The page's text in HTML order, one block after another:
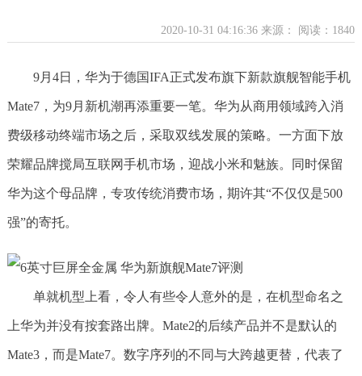
2020-10-31 04:16:36 来源： 阅读：1840
9月4日，华为于德国IFA正式发布旗下新款旗舰智能手机
Mate7，为9月新机潮再添重要一笔。华为从商用领域跨入消
费级移动终端市场之后，采取双线发展的策略。一方面下放
荣耀品牌搅局互联网手机市场，迎战小米和魅族。同时保留
华为这个母品牌，专攻传统消费市场，期许其“不仅仅是500
强”的寄托。
单就机型上看，令人有些令人意外的是，在机型命名之
上华为并没有按套路出牌。Mate2的后续产品并不是默认的
Mate3，而是Mate7。数字序列的不同与大跨越更替，代表了